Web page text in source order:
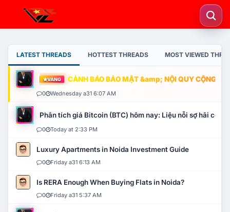
LATEST THREADS HOTTEST THREADS MOST VIEWED
VÀNG CẢNH BÁO BẢO MẬT &amp; NỘI QUY CỘNG
0 Wednesday a31 6:07 AM
Phân tích giá Bitcoin (BTC) hôm nay: Liệu nỗi sợ hãi có
0 Today at 2:33 PM
Luxury Apartments in Noida Investment Guide
0 Friday a31 6:13 AM
Is RERA Enough When Buying Flats in Noida?
0 Friday a31 5:37 AM